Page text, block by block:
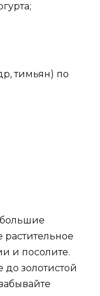
тимьян) по
растительное
и посолите.
золотистой